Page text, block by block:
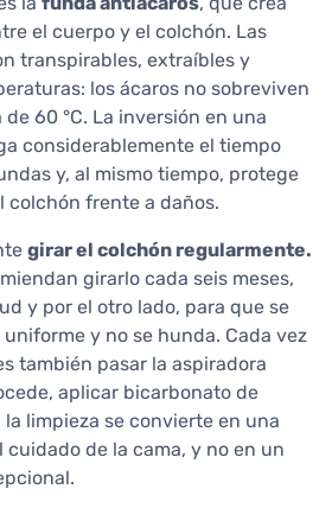
el cuerpo y el colchón. Las
transpirables, extraíbles y
los ácaros no sobreviven
60 °C. La inversión en una
considerablemente el tiempo
y, al mismo tiempo, protege
colchón frente a daños.
girar el colchón regularmente.
girarlo cada seis meses,
y por el otro lado, para que se
y no se hunda. Cada vez
también pasar la aspiradora
aplicar bicarbonato de
la limpieza se convierte en una
de la cama, y no en un